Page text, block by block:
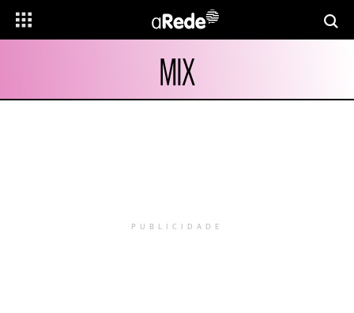
MIX
PUBLICIDADE